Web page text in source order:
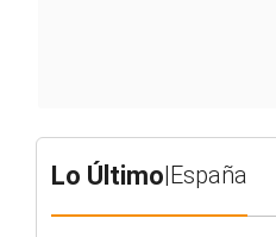
Lo Último|España